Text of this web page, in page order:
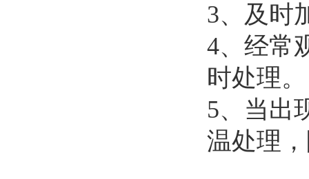
3、及时
4、经常
时处理。
5、当出
温处理